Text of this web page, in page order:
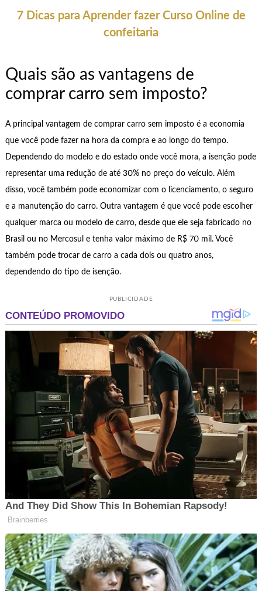
7 Dicas para Aprender fazer Curso Online de
confeitaria
Quais são as vantagens de
comprar carro sem imposto?
A principal vantagem de comprar carro sem imposto é a economia
que você pode fazer na hora da compra e ao longo do tempo.
Dependendo do modelo e do estado onde você mora, a isenção pode
representar uma redução de até 30% no preço do veículo. Além
disso, você também pode economizar com o licenciamento, o seguro
e a manutenção do carro. Outra vantagem é que você pode escolher
qualquer marca ou modelo de carro, desde que ele seja fabricado no
Brasil ou no Mercosul e tenha valor máximo de R$ 70 mil. Você
também pode trocar de carro a cada dois ou quatro anos,
dependendo do tipo de isenção.
PUBLICIDADE